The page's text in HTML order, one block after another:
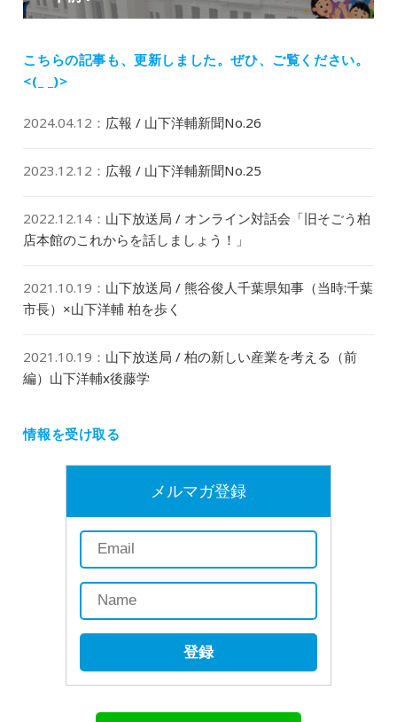
稿:
こちらの記事も、更新しました。ぜひ、ご覧ください。
<(_ _)>
2024.04.12 ： 広報 / 山下洋輔新聞No.26
2023.12.12 ： 広報 / 山下洋輔新聞No.25
2022.12.14 ： 山下放送局 / オンライン対話会「旧そごう柏
店本館のこれからを話しましょう！」
2021.10.19 ： 山下放送局 / 熊谷俊人千葉県知事（当時:千葉
市長）×山下洋輔 柏を歩く
2021.10.19 ： 山下放送局 / 柏の新しい産業を考える（前
編）山下洋輔x後藤学
情報を受け取る
メルマガ登録
登録